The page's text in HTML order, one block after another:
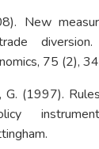
New
75 (2),
G. (1997).